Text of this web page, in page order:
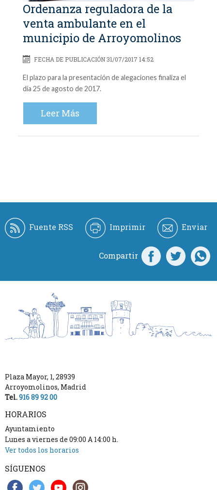
Ordenanza reguladora de la
venta ambulante en el
municipio de Arroyomolinos
FECHA DE PUBLICACIÓN 31/07/2017 14:52
El plazo para la presentación de alegaciones finaliza el
día 25 de agosto de 2017.
Leer Más
Fuente RSS Imprimir Enviar
Compartir
Plaza Mayor, 1, 28939
Arroyomolinos, Madrid
Tel.916 89 92 00
HORARIOS
Ayuntamiento
Lunes a viernes de 09:00 A 14:00 h.
Ver todos los horarios
SÍGUENOS